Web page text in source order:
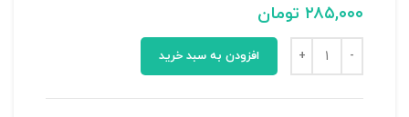
۲۸۵,۰۰۰ تومان
افزودن به سبد خرید